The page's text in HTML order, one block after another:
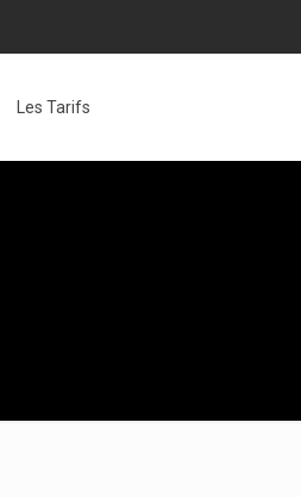
Les Tarifs